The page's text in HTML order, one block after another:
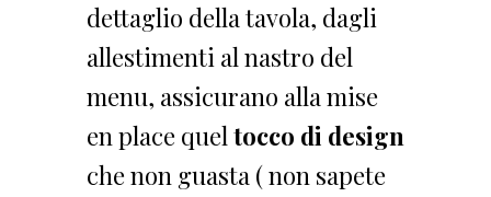
dettaglio della tavola, dagli
allestimenti al nastro del
menu, assicurano alla mise
en place queltocco di design
che non guasta ( non sapete